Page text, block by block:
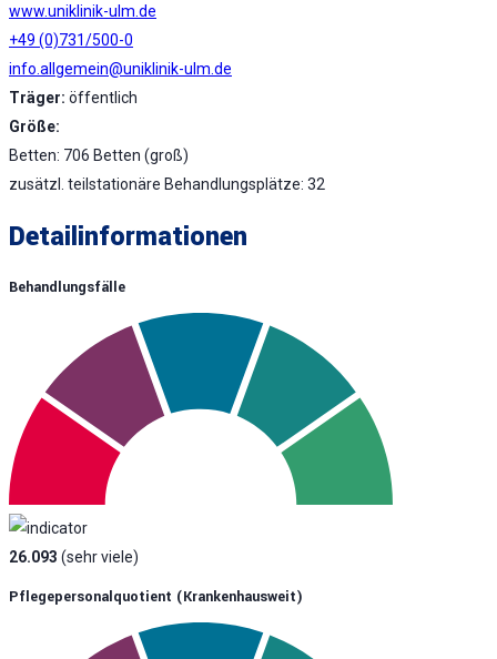
www.uniklinik-ulm.de
+49 (0)731/500-0
info.allgemein@uniklinik-ulm.de
Träger: öffentlich
Größe:
Betten: 706 Betten (groß)
zusätzl. teilstationäre Behandlungsplätze: 32
Detailinformationen
Behandlungsfälle
26.093 (sehr viele)
Pflegepersonalquotient (krankenhausweit)